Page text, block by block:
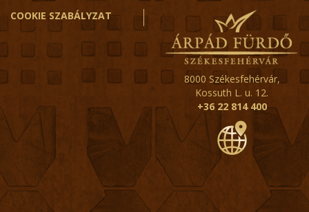
COOKIE SZABÁLYZAT
8000 Székesfehérvár,
Kossuth L. u. 12.
+36 22 814 400